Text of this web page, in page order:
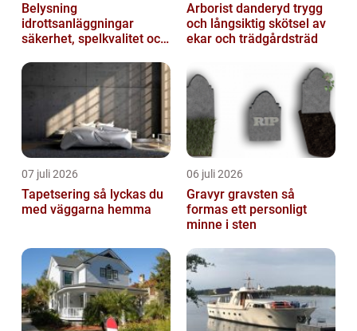
Belysning
idrottsanläggningar
säkerhet, spelkvalitet och
Arborist danderyd trygg
och långsiktig skötsel av
ekar och trädgårdsträd
07 juli 2026
Tapetsering så lyckas du
med väggarna hemma
06 juli 2026
Gravyr gravsten så
formas ett personligt
minne i sten